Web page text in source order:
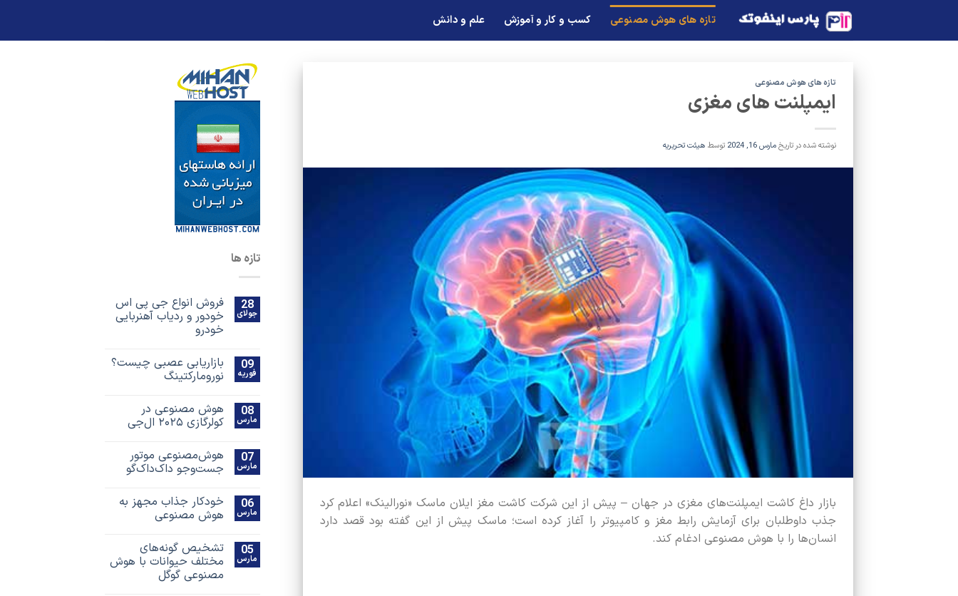
content
تازه های هوش مصنوعی کسب و کار و آموزش علم و دانش
تازه های هوش مصنوعی
ایمپلنت های مغزی
نوشته شده در تاریخمارس 16, 2024 توسط هیئت تحریریه
بازار داغ کاشت ایمپلنت‌های مغزی در جهان – پیش از این شرکت کاشت مغز ایلان ماسک «نورالینک» اعلام کرد
جذب داوطلبان برای آزمایش رابط مغز و کامپیوتر را آغاز کرده است؛ ماسک پیش از این گفته بود قصد دارد
انسان‌ها را با هوش مصنوعی ادغام کند.
تازه ها
28
جولای
فروش انواع جی پی اس
خودور و ردیاب آهنربایی
خودرو
09
فوریه
بازاریابی عصبی چیست؟
نورومارکتینگ
08
مارس
هوش مصنوعی در
کولرگازی ۲۰۲۵ ال‌جی
07
مارس
هوش‌مصنوعی موتور
جست‌و‌جو داک‌داک‌گو
06
مارس
خودکار جذاب مجهز به
هوش مصنوعی
05
مارس
تشخیص گونه‌های
مختلف حیوانات با هوش
مصنوعی گوگل